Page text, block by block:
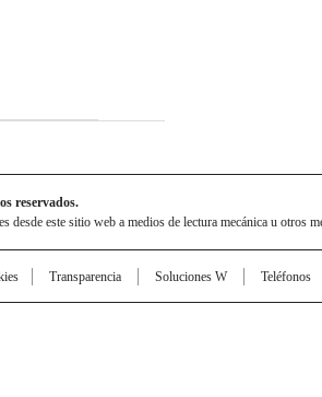
reservados.
este sitio web a medios de lectura mecánica u otros
Transparencia Soluciones W Teléfonos